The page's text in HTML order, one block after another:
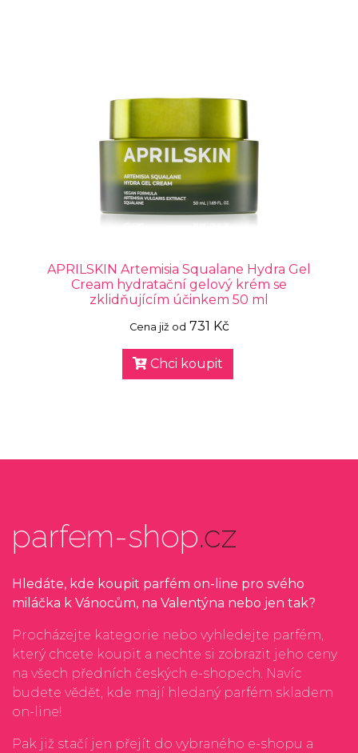
APRILSKIN Artemisia Squalane Hydra Gel
Cream hydratační gelový krém se
zklidňujícím účinkem 50 ml
Cena již od 731 Kč
Chci koupit
parfem-shop.cz
Hledáte, kde koupit parfém on-line pro svého
miláčka k Vánocům, na Valentýna nebo jen tak?
Procházejte kategorie nebo vyhledejte parfém,
který chcete koupit a nechte si zobrazit jeho ceny
na všech předních českých e-shopech. Navíc
budete vědět, kde mají hledaný parfém skladem
on-line!
Pak již stačí jen přejít do vybraného e-shopu a